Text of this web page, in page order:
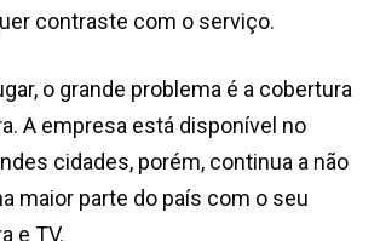
contraste com o serviço.
o grande problema é a cobertura
A empresa está disponível no
cidades, porém, continua a não
maior parte do país com o seu
e TV.